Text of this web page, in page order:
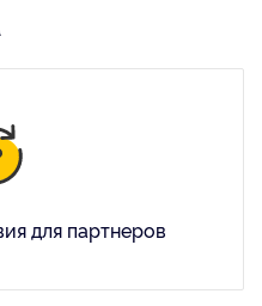
для партнеров